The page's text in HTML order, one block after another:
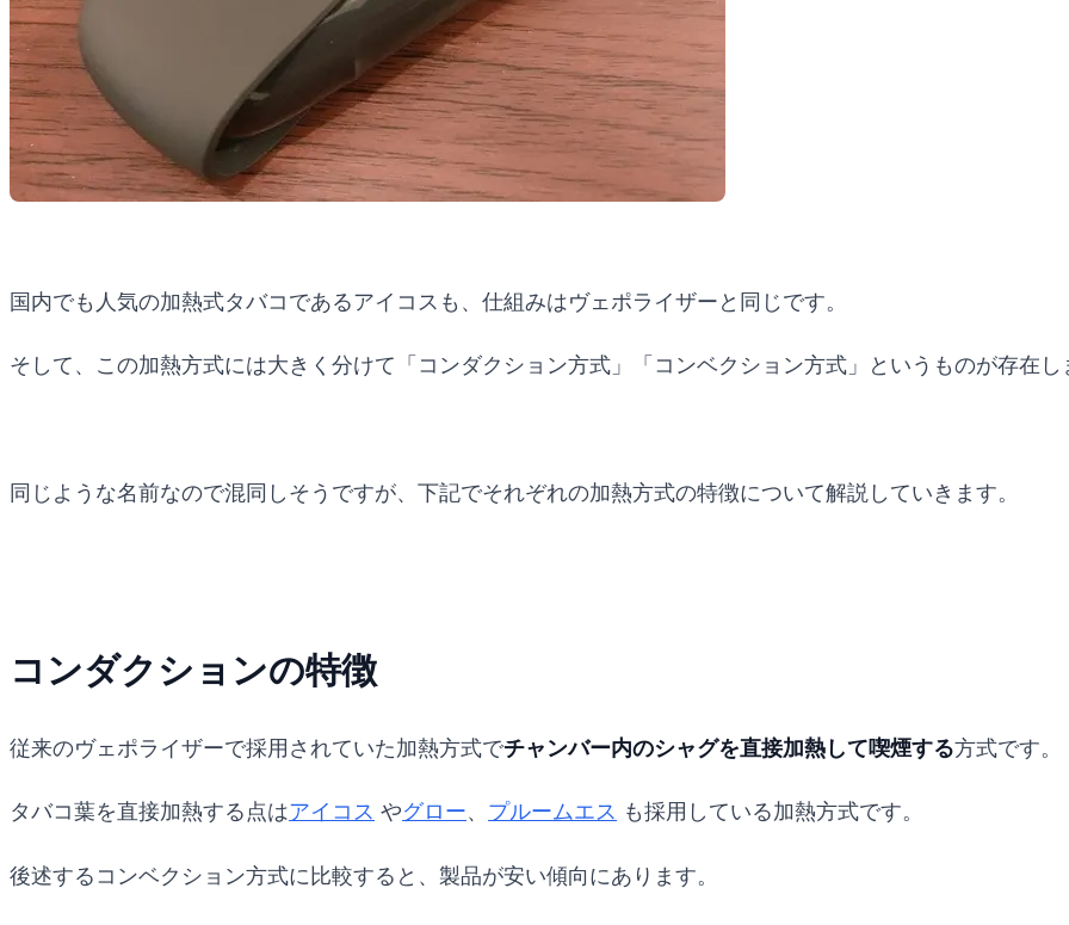
国内でも人気の加熱式タバコであるアイコスも、仕組みはヴェポライザーと同じです。
そして、この加熱方式には大きく分けて「コンダクション方式」「コンベクション方式」というものが存在し
同じような名前なので混同しそうですが、下記でそれぞれの加熱方式の特徴について解説していきます。
コンダクションの特徴
従来のヴェポライザーで採用されていた加熱方式でチャンバー内のシャグを直接加熱して喫煙する方式です。
タバコ葉を直接加熱する点はアイコス やグロー、 プルームエス も採用している加熱方式です。
後述するコンベクション方式に比較すると、製品が安い傾向にあります。